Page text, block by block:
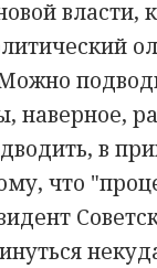
власти,
наверное,
в
что